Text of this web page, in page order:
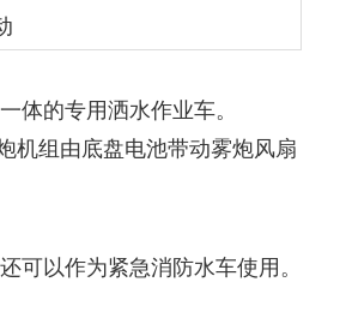
的专用洒水作业车。
机组由底盘电池带动雾炮风扇
以作为紧急消防水车使用。